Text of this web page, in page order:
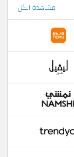
مشاهدة الكل